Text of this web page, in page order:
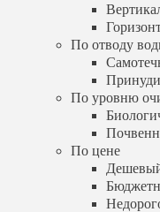
Установка
Выезд
Шеф-монтаж
Бурение
Дренаж
Калькулятор
Доставка и оплата
По отводу
По уровню
По цене